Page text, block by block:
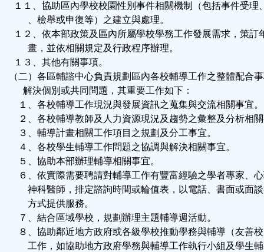
１１、協助區內學校校園性別事件相關機制（包括事件受理
、檢舉或申復等）之建立與處理。
１２、依本部政策及區內所屬學校學務工作發展需求，策訂
畫，並依相關規定及行政程序辦理。
１３、其他有關事項。
（二）各區輔諮中心負責規劃區內各校輔導工作之整體配合
解決個別或共同問題，其重要工作如下：
１、各校輔導工作現況與發展資訊之蒐集與交流相關事宜。
２、各校輔導教師及人力資源現況及趨勢之彙整及分析相
３、輔導計畫相關工作項目之規劃及分工事宜。
４、各校學生輔導工作問題之協調與解決相關事宜。
５、協助本部辦理輔導相關事宜。
６、依實際需要聘請對輔導工作有豐富經驗之學者專家、
神科醫師，排定諮詢時間或輪值表，以電話、書面或面
方式提供服務。
７、結合區域學校，規劃辦理主題輔導週活動。
８、協助鄰近地方政府或各級學校推動學務與輔導（友善
工作，如協助地方政府學務與輔導工作執行小組及學生